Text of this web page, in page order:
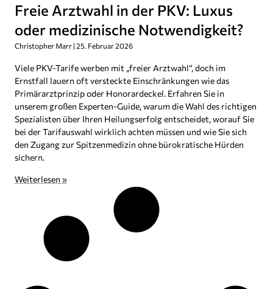
Freie Arztwahl in der PKV: Luxus
oder medizinische Notwendigkeit?
Christopher Marr 25. Februar 2026
Viele PKV-Tarife werben mit „freier Arztwahl“, doch im
Ernstfall lauern oft versteckte Einschränkungen wie das
Primärarztprinzip oder Honorardeckel. Erfahren Sie in
unserem großen Experten-Guide, warum die Wahl des richtigen
Spezialisten über Ihren Heilungserfolg entscheidet, worauf Sie
bei der Tarifauswahl wirklich achten müssen und wie Sie sich
den Zugang zur Spitzenmedizin ohne bürokratische Hürden
sichern.
Weiterlesen »